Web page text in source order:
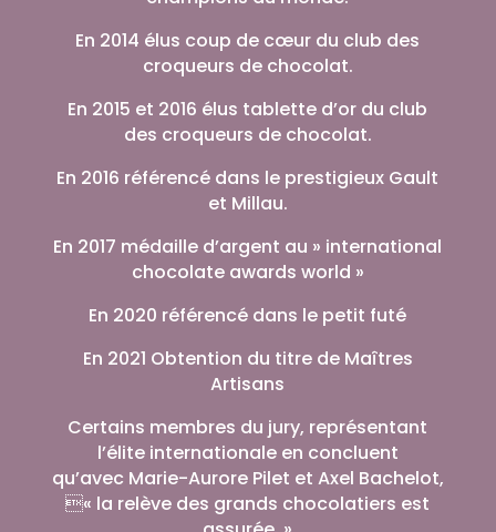
En 2014 élus coup de cœur du club des
croqueurs de chocolat.
En 2015 et 2016 élus tablette d’or du club
des croqueurs de chocolat.
En 2016 référencé dans le prestigieux Gault
et Millau.
En 2017 médaille d’argent au » international
chocolate awards world »
En 2020 référencé dans le petit futé
En 2021 Obtention du titre de Maîtres
Artisans
Certains membres du jury, représentant
l’élite internationale en concluent
qu’avec Marie-Aurore Pilet et Axel Bachelot,
« la relève des grands chocolatiers est